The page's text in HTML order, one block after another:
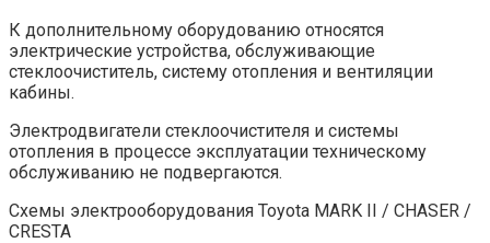
К дополнительному оборудованию относятся
электрические устройства, обслуживающие
стеклоочиститель, систему отопления и вентиляции
кабины.
Электродвигатели стеклоочистителя и системы
отопления в процессе эксплуатации техническому
обслуживанию не подвергаются.
Схемы электрооборудования Toyota MARK II / CHASER /
CRESTA